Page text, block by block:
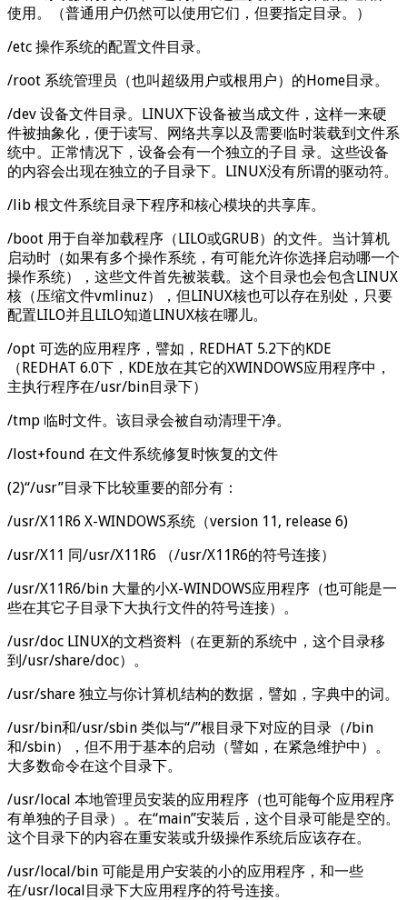
使用。（普通用户仍然可以使用它们，但要指定目录。）
/etc 操作系统的配置文件目录。
/root 系统管理员（也叫超级用户或根用户）的Home目录。
/dev 设备文件目录。LINUX下设备被当成文件，这样一来硬
件被抽象化，便于读写、网络共享以及需要临时装载到文件系
统中。正常情况下，设备会有一个独立的子目 录。这些设备
的内容会出现在独立的子目录下。LINUX没有所谓的驱动符。
/lib 根文件系统目录下程序和核心模块的共享库。
/boot 用于自举加载程序（LILO或GRUB）的文件。当计算机
启动时（如果有多个操作系统，有可能允许你选择启动哪一个
操作系统），这些文件首先被装载。这个目录也会包含LINUX
核（压缩文件vmlinuz），但LINUX核也可以存在别处，只要
配置LILO并且LILO知道LINUX核在哪儿。
/opt 可选的应用程序，譬如，REDHAT 5.2下的KDE
（REDHAT 6.0下，KDE放在其它的XWINDOWS应用程序中，
主执行程序在/usr/bin目录下）
/tmp 临时文件。该目录会被自动清理干净。
/lost+found 在文件系统修复时恢复的文件
(2)“/usr”目录下比较重要的部分有：
/usr/X11R6 X-WINDOWS系统（version 11, release 6)
/usr/X11 同/usr/X11R6 （/usr/X11R6的符号连接）
/usr/X11R6/bin 大量的小X-WINDOWS应用程序（也可能是一
些在其它子目录下大执行文件的符号连接）。
/usr/doc LINUX的文档资料（在更新的系统中，这个目录移
到/usr/share/doc）。
/usr/share 独立与你计算机结构的数据，譬如，字典中的词。
/usr/bin和/usr/sbin 类似与“/”根目录下对应的目录（/bin
和/sbin），但不用于基本的启动（譬如，在紧急维护中）。
大多数命令在这个目录下。
/usr/local 本地管理员安装的应用程序（也可能每个应用程序
有单独的子目录）。在“main”安装后，这个目录可能是空的。
这个目录下的内容在重安装或升级操作系统后应该存在。
/usr/local/bin 可能是用户安装的小的应用程序，和一些
在/usr/local目录下大应用程序的符号连接。